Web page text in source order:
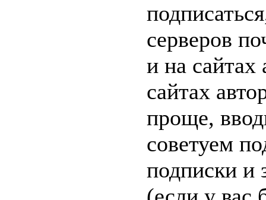
серверов
и на сайтах
сайтах
проще,
советуем
подписки и